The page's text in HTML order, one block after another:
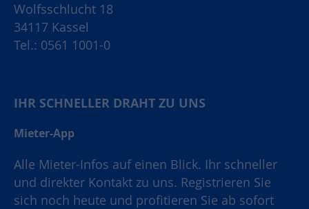
Wolfsschlucht 18
34117 Kassel
Tel.: 0561 1001-0
IHR SCHNELLER DRAHT ZU UNS
Mieter-App
Alle Mieter-Infos auf einen Blick. Ihr schneller
und direkter Kontakt zu uns. Registrieren Sie
sich noch heute und profitieren Sie ab sofort